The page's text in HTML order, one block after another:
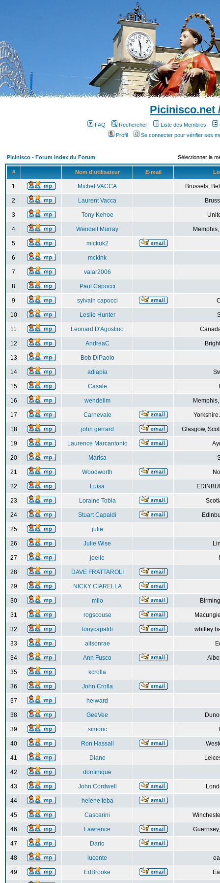
Picinisco.net
FAQ Rechercher Liste des Membres
Profil
Se connecter pour vérifier ses
Picinisco - Forum Index du Forum Sélectionner la
# Nom d'utilisateur E-mail
1 Michel VACCA Brussels,
2 Laurent Vacca
3 Tony Kehoe
4 Wendell Murray
5 mickuk2
6 mckink
7 valar2006
8 Paul Capocci
9 sylvain capocci
10 Leslie Hunter
11 Leonard D'Agostino
12 AndreaC
13 Bob DiPaolo
14 adiapia
15 Casale
16 wendellm
17 Carnevale
18 john gerrard Glasgow,
19 Laurence Marcantonio
20 Marisa
21 Woodworth
22 Luisa
23 Loraine Tobia
24 Stuart Capaldi
25 julie
26 Julie Wise
27 joelle
28 DAVE FRATTAROLI
29 NICKY CIARELLA
30 milo
31 rogscouse
32 tonycapaldi whitley
33 alisonrae
34 Ann Fusco
35 kcrolla
36 John Crolla
37 helward
38 GeeVee
39 simonc
40 Ron Hassall
41 Diane
42 dominique
43 John Cordwell
44 helene teba
45 Cascarini
46 Lawrence
47 Dario
48 lucente
49 EdBrooke